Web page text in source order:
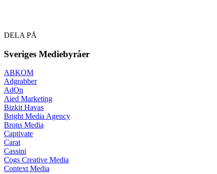
DELA PÅ
Sveriges Mediebyråer
ABKOM
Adgrabber
AdOn
Aied Marketing
Bizkit Havas
Bright Media Agency
Brons Media
Captivate
Carat
Cassini
Cogs Creative Media
Context Media